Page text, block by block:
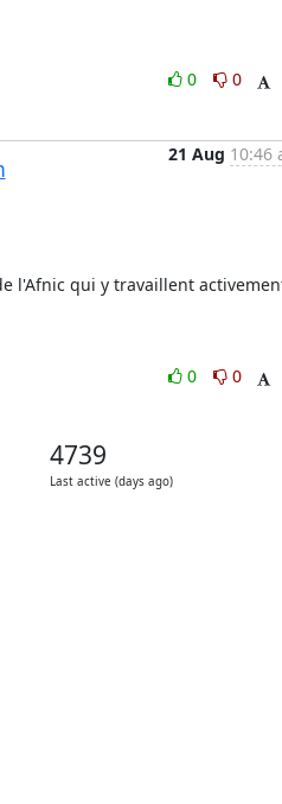
0
0
21 Aug 10:46
l'Afnic qui y travaillent
0
0
4739
Last active (days ago)